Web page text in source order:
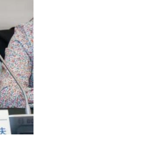
числе с
(СТВ), с каждым годом
климатической
В России, по
опыт
газов на уровне